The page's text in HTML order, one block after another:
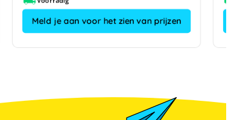
Meld je aan voor het zien van prijzen